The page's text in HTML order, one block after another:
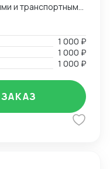
и транспортным
таможенное
необходимой
1 000 ₽
1 000 ₽
1 000 ₽